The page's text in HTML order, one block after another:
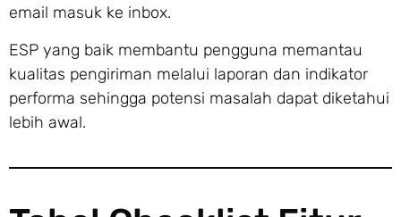
email masuk ke inbox.
ESP yang baik membantu pengguna memantau
kualitas pengiriman melalui laporan dan indikator
performa sehingga potensi masalah dapat diketahui
lebih awal.